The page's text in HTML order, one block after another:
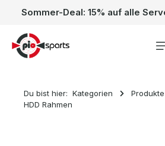
Zum Hauptinhalt springen
Du bist hier: Kategorien Produkte
HDD Rahmen